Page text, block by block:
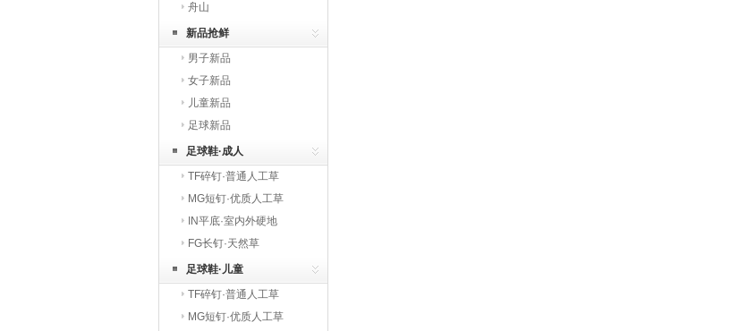
舟山
新品抢鲜
男子新品
女子新品
儿童新品
足球新品
足球鞋·成人
TF碎钉·普通人工草
MG短钉·优质人工草
IN平底·室内外硬地
FG长钉·天然草
足球鞋·儿童
TF碎钉·普通人工草
MG短钉·优质人工草